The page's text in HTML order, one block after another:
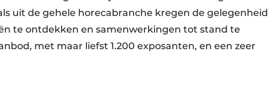
uit de gehele horecabranche kregen de gelegenheid
te ontdekken en samenwerkingen tot stand te
met maar liefst 1.200 exposanten, en een zeer